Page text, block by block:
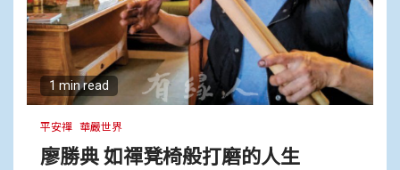
1 min read
平安禪 華嚴世界
廖勝典 如禪凳椅般打磨的人生